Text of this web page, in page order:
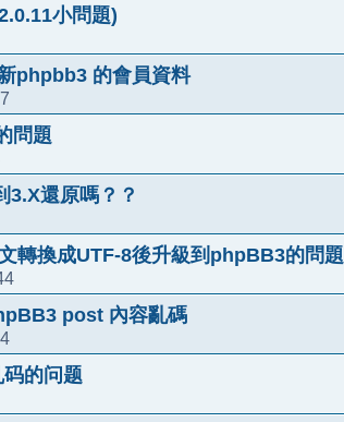
小問題)
phpbb3 的會員資料
問題
3.X還原嗎？？
轉換成UTF-8後升級到phpBB3的問題
post 內容亂碼
的问题